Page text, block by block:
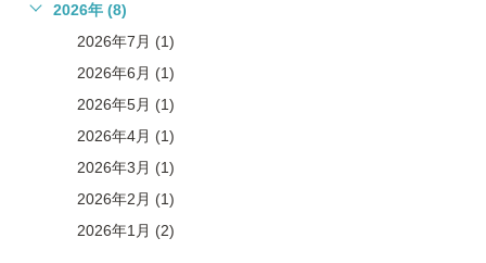
2026年 (8)
2026年7月 (1)
2026年6月 (1)
2026年5月 (1)
2026年4月 (1)
2026年3月 (1)
2026年2月 (1)
2026年1月 (2)